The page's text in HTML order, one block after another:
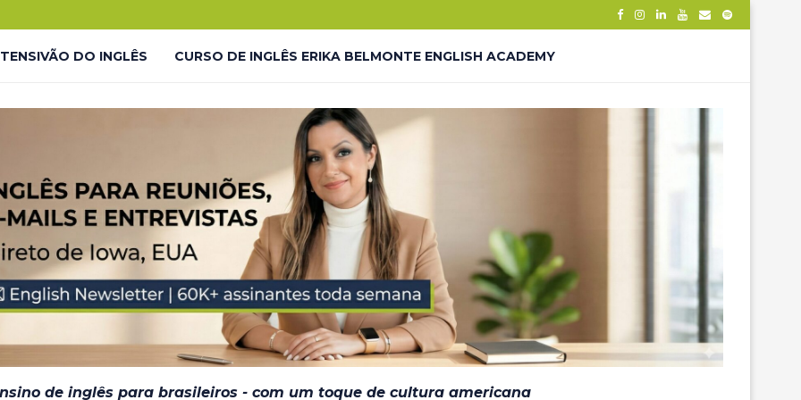
DO INGLÊS CURSO DE INGLÊS ERIKA BELMONTE ENGLISH ACADEMY
LIVES GRATUITAS YOUTUBE – LP
LIVES GRATUITAS YOUTUBE – THANK YOU
#INGLÊS7EM7 – THANK YOU JORNADA DO INGLÊS – LP
EM BREVE
de inglês para brasileiros - com um toque de cultura americana